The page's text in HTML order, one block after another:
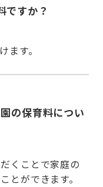
ですか？
ます。
の保育料につい
くことで家庭の
とができます。